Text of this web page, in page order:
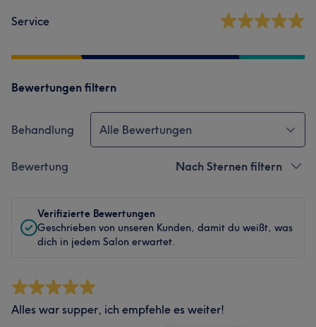
Service
Bewertungen filtern
Behandlung Alle Bewertungen
Bewertung Nach Sternen filtern
Verifizierte Bewertungen
Geschrieben von unseren Kunden, damit du weißt, was
dich in jedem Salon erwartet.
Alles war supper, ich empfehle es weiter!